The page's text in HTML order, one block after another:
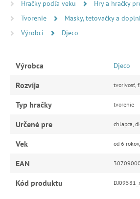
Hračky podľa veku
Hry a hračky
Tvorenie
Masky, tetovačky a
Výrobci
Djeco
Výrobca Djeco
Rozvíja tvorivosť,
Typ hračky tvorenie
Určené pre chlapca,
Vek od 6
EAN
Kód produktu